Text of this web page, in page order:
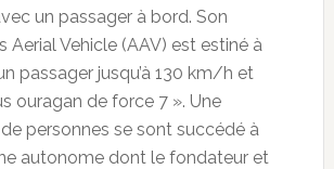
un passager à bord. Son
Aerial Vehicle (AAV) est estiné à
passager jusqu’à 130 km/h et
ouragan de force 7 ». Une
personnes se sont succédé à
autonome dont le fondateur et